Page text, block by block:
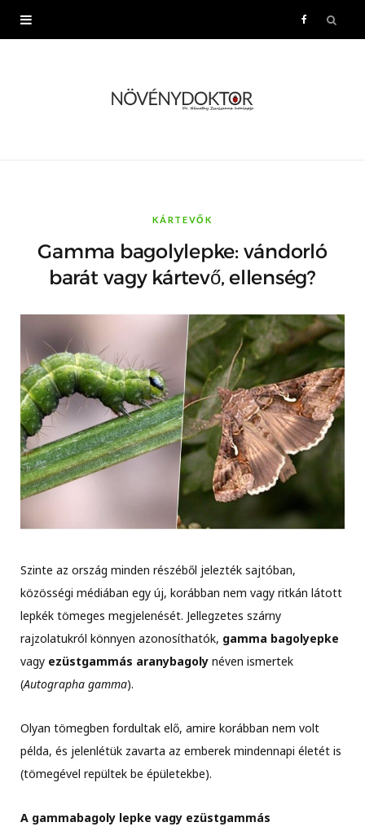
o
KÁRTEVŐK
Gamma bagolylepke: vándorló
barát vagy kártevő, ellenség?
Szinte az ország minden részéből jelezték sajtóban,
közösségi médiában egy új, korábban nem vagy ritkán látott
lepkék tömeges megjelenését. Jellegzetes szárny
rajzolatukról könnyen azonosíthatók, gamma bagolyepke
vagy ezüstgammás aranybagoly néven ismertek
(Autographa gamma).
Olyan tömegben fordultak elő, amire korábban nem volt
példa, és jelenlétük zavarta az emberek mindennapi életét is
(tömegével repültek be épületekbe).
A gammabagoly lepke vagy ezüstgammás